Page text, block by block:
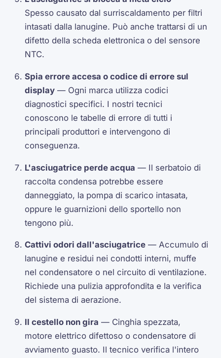
Spesso causato dal surriscaldamento per filtri
intasati dalla lanugine. Può anche trattarsi di un
difetto della scheda elettronica o del sensore
NTC.
Spia errore accesa o codice di errore sul
display — Ogni marca utilizza codici
diagnostici specifici. I nostri tecnici
conoscono le tabelle di errore di tutti i
principali produttori e intervengono di
conseguenza.
L'asciugatrice perde acqua — Il serbatoio di
raccolta condensa potrebbe essere
danneggiato, la pompa di scarico intasata,
oppure le guarnizioni dello sportello non
tengono più.
Cattivi odori dall'asciugatrice — Accumulo di
lanugine e residui nei condotti interni, muffe
nel condensatore o nel circuito di ventilazione.
Richiede una pulizia approfondita e la verifica
del sistema di aerazione.
Il cestello non gira — Cinghia spezzata,
motore elettrico difettoso o condensatore di
avviamento guasto. Il tecnico verifica l'intero